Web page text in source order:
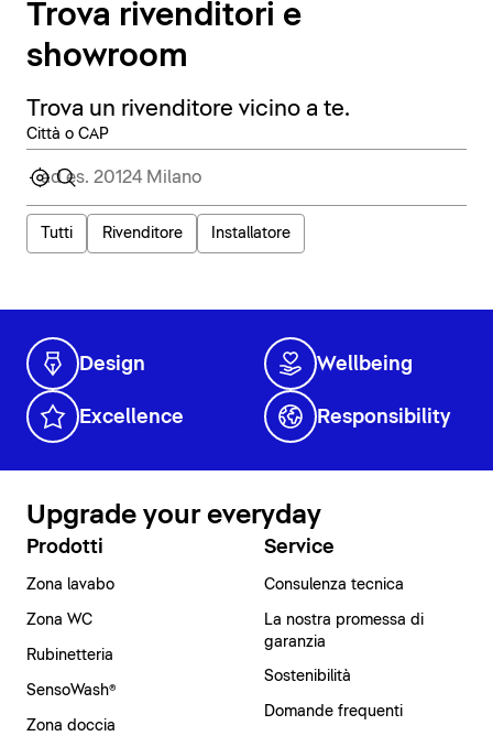
Trova rivenditori e
showroom
Trova un rivenditore vicino a te.
Città o CAP
Tutti Rivenditore Installatore
Design Wellbeing
Excellence Responsibility
Upgrade your everyday
Prodotti
Zona lavabo
Zona WC
Rubinetteria
SensoWash®
Zona doccia
Service
Consulenza tecnica
La nostra promessa di
garanzia
Sostenibilità
Domande frequenti